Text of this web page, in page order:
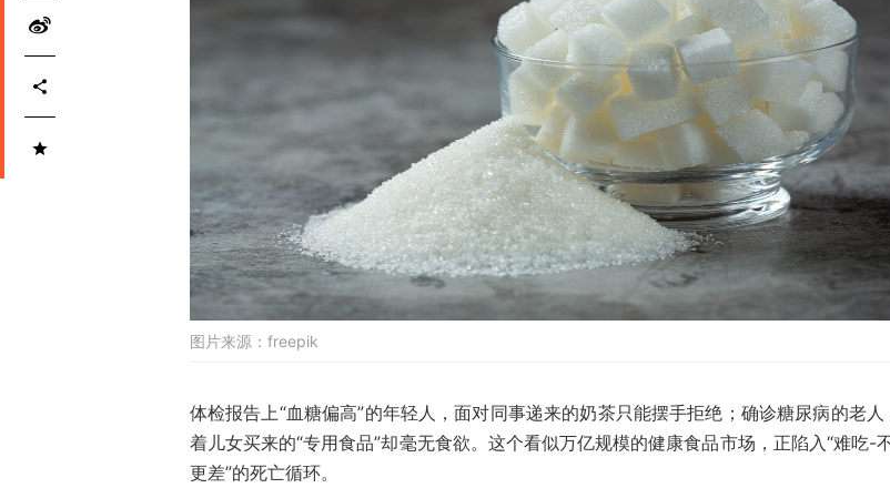
图片来源： freepik
体检报告上“血糖偏高”的年轻人，面对同事递来的奶茶只能摆手拒绝；确诊糖尿病的老人
着儿女买来的“专用食品”却毫无食欲。这个看似万亿规模的健康食品市场，正陷入“难吃-
更差”的死亡循环。